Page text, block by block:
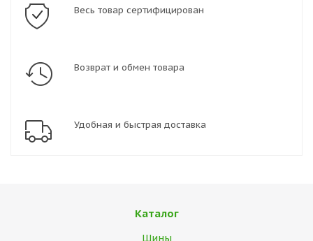
Весь товар сертифицирован
Возврат и обмен товара
Удобная и быстрая доставка
Каталог
Шины